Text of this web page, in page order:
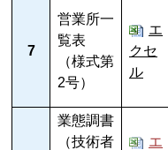
7
営業所一
覧表
（様式第
2号）
エ
クセ
ル
業態調書
（技術者
エ